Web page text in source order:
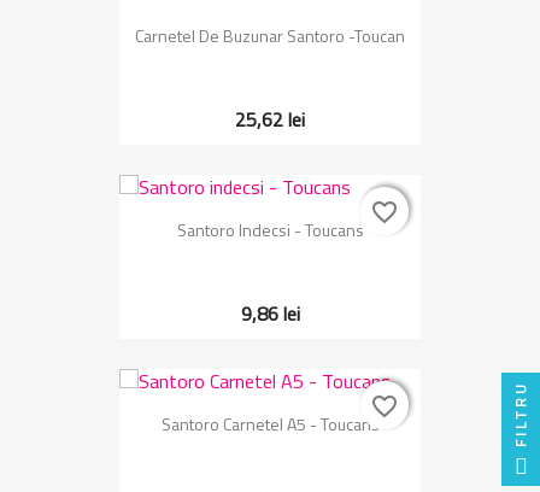
Carnetel De Buzunar Santoro -Toucan
25,62 lei
Santoro Indecsi - Toucans
9,86 lei
favorite_border
favorite_border
Santoro Carnetel A5 - Toucans
favorite_border
favorite_border FILTRU